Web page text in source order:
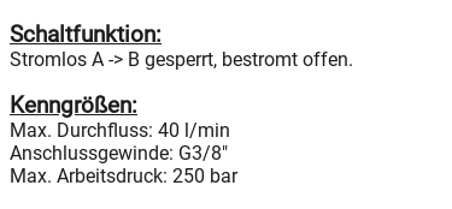
Schaltfunktion:
Stromlos A -> B gesperrt, bestromt offen.
Kenngrößen:
Max. Durchfluss: 40 l/min
Anschlussgewinde: G3/8"
Max. Arbeitsdruck: 250 bar